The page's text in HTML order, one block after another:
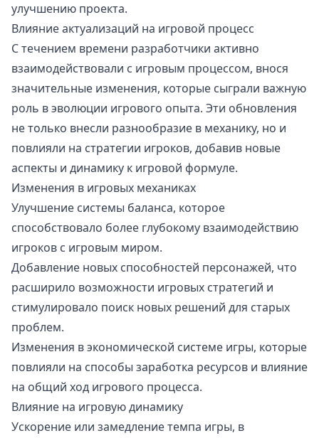
улучшению проекта.
Влияние актуализаций на игровой процесс
С течением времени разработчики активно
взаимодействовали с игровым процессом, внося
значительные изменения, которые сыграли важную
роль в эволюции игрового опыта. Эти обновления
не только внесли разнообразие в механику, но и
повлияли на стратегии игроков, добавив новые
аспекты и динамику к игровой формуле.
Изменения в игровых механиках
Улучшение системы баланса, которое
способствовало более глубокому взаимодействию
игроков с игровым миром.
Добавление новых способностей персонажей, что
расширило возможности игровых стратегий и
стимулировало поиск новых решений для старых
проблем.
Изменения в экономической системе игры, которые
повлияли на способы заработка ресурсов и влияние
на общий ход игрового процесса.
Влияние на игровую динамику
Ускорение или замедление темпа игры, в